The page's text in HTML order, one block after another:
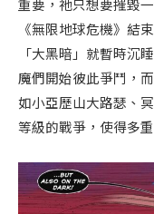
重要，祂只想要摧毀
《無限地球危機》結
「大黑暗」就暫時沉
魔們開始彼此爭鬥，
如小亞歷山大路瑟、
等級的戰爭，使得多